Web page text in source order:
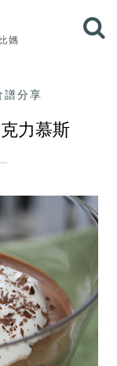
譜分享
力慕斯